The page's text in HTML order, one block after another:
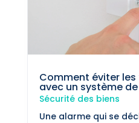
Comment éviter
avec un système
Sécurité des biens
Une alarme qui se